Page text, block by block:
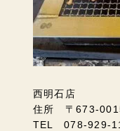
西明石店
住所 〒673-
TEL 078-929-